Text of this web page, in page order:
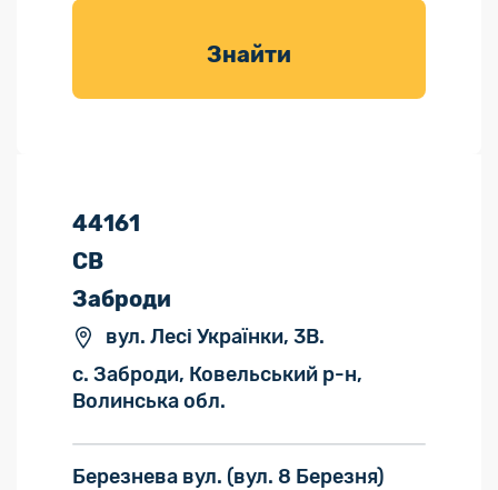
товарів для
Знайти
44161
СВ
Заброди
вул. Лесі Українки, 3В.
с. Заброди, Ковельський р-н,
Волинська обл.
Березнева вул. (вул. 8 Березня)